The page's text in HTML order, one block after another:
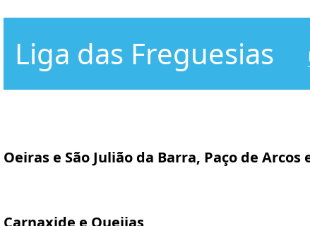
Liga das Freguesias
Oeiras e São Julião da Barra, Paço de Arcos
Carnaxide e Queijas